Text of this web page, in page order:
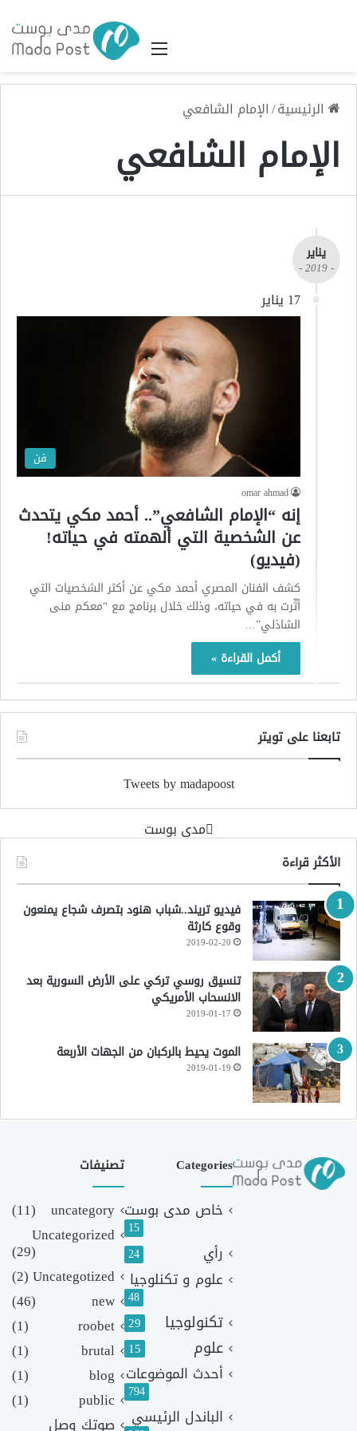
القائمة
الرئيسية/الإمام الشافعي
الإمام الشافعي
يناير
- 2019 -
17 يناير
فن
omar ahmad
إنه “الإمام الشافعي”.. أحمد مكي يتحدث
عن الشخصية التي ألهمته في حياته!
(فيديو)
كشف الفنان المصري أحمد مكي عن أكثر الشخصيات التي
أثّرت به في حياته، وذلك خلال برنامج مع “معكم منى
الشاذلي”…
أكمل القراءة »
تابعنا على تويتر
Tweets by madapoost
‏مدى بوست‏
الأكثر قراءة
فيديو تريند..شباب هنود بتصرف شجاع يمنعون
وقوع كارثة
2019-02-20
تنسيق روسي تركي على الأرض السورية بعد
الانسحاب الأمريكي
2019-01-17
الموت يحيط بالركبان من الجهات الأربعة
2019-01-19
Categories
خاص مدى بوست
15
رأي 24
علوم و تكنلوجيا
48
تكنولوجيا 29
علوم 15
أحدث الموضوعات
794
الباندل الرئيسي
تصنيفات
uncategory
(11)
Uncategorized
(29)
Uncategotized
(2)
new
(46)
roobet
(1)
brutal
(1)
blog
(1)
public
(1)
صوتك وصل